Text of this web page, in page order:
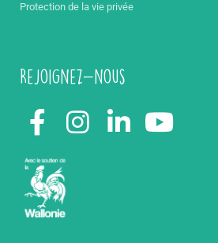
Protection de la vie privée
Rejoignez-nous